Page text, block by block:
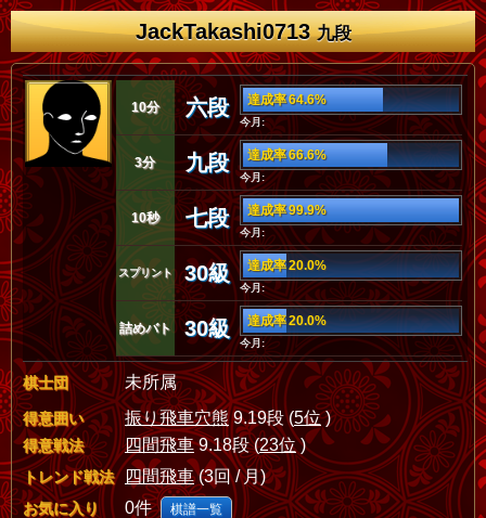
JackTakashi0713九段
10分 六段 達成率 64.6%
今月:
3分 九段 達成率 66.6%
今月:
10秒 七段 達成率 99.9%
今月:
スプリント 30級 達成率 20.0%
今月:
詰めバト 30級 達成率 20.0%
今月:
棋士団 未所属
得意囲い 振り飛車穴熊9.19段 (5位)
得意戦法 四間飛車9.18段 (23位)
トレンド戦法 四間飛車(3回 / 月)
お気に入り 0件 棋譜一覧